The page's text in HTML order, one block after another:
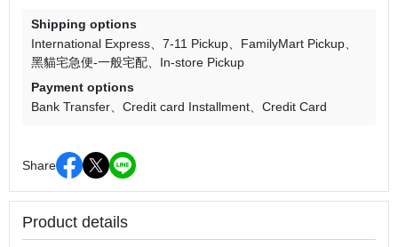
Shipping options
International Express
7-11 Pickup
FamilyMart Pickup
黑貓宅急便-一般宅配
In-store Pickup
Payment options
Bank Transfer
Credit card Installment Credit Card
Share
Product details